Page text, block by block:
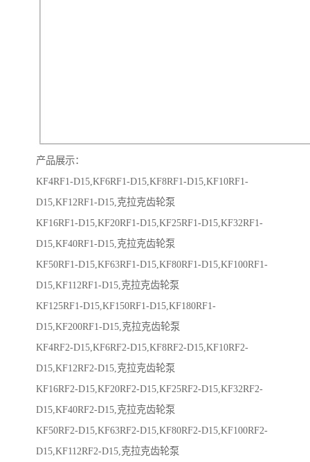
产品展示：
KF4RF1-D15,KF6RF1-D15,KF8RF1-D15,KF10RF1-
D15,KF12RF1-D15,克拉克齿轮泵
KF16RF1-D15,KF20RF1-D15,KF25RF1-D15,KF32RF1-
D15,KF40RF1-D15,克拉克齿轮泵
KF50RF1-D15,KF63RF1-D15,KF80RF1-D15,KF100RF1-
D15,KF112RF1-D15,克拉克齿轮泵
KF125RF1-D15,KF150RF1-D15,KF180RF1-
D15,KF200RF1-D15,克拉克齿轮泵
KF4RF2-D15,KF6RF2-D15,KF8RF2-D15,KF10RF2-
D15,KF12RF2-D15,克拉克齿轮泵
KF16RF2-D15,KF20RF2-D15,KF25RF2-D15,KF32RF2-
D15,KF40RF2-D15,克拉克齿轮泵
KF50RF2-D15,KF63RF2-D15,KF80RF2-D15,KF100RF2-
D15,KF112RF2-D15,克拉克齿轮泵